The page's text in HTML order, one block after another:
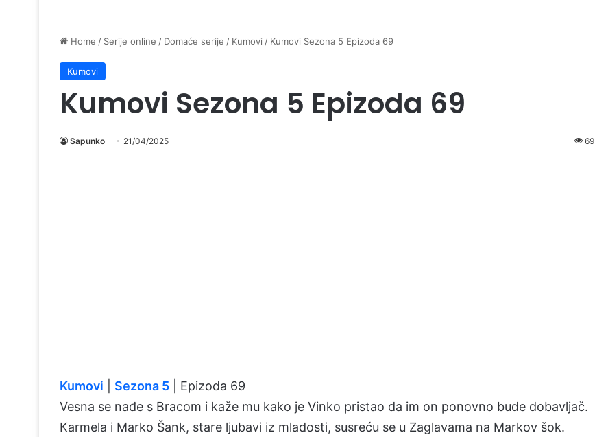
Home / Serije online / Domaće serije / Kumovi / Kumovi Sezona 5 Epizoda 69
Kumovi
Kumovi Sezona 5 Epizoda 69
Sapunko 21/04/2025 69
Kumovi Sezona 5 | Epizoda 69
Vesna se nađe s Bracom i kaže mu kako je Vinko pristao da im on ponovno bude dobavljač.
Karmela i Marko Šank, stare ljubavi iz mladosti, susreću se u Zaglavama na Markov šok.